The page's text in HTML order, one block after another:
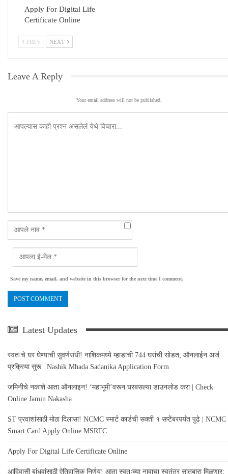
Apply For Digital Life
Certificate Online
PREV NEXT
Leave A Reply
Your email address will not be published.
Save my name, email, and website in this browser for the next time I comment.
Latest Updates
स्वतःचे घर घेण्याची सुवर्णसंधी! नाशिकमध्ये म्हाडाची 744 घरांची सोडत; ऑनलाईन अर्ज
प्रक्रिया सुरू | Nashik Mhada Sadanika Application Form
जमिनीचे नकाशे आता ऑनलाइन! ‘महाभूमी’वरून घरबसल्या डाउनलोड करा | Check
Online Jamin Nakasha
ST प्रवाशांसाठी मोठा दिलासा! NCMC स्मार्ट कार्डची सक्ती १ सप्टेंबरपर्यंत पुढे | NCMC
Smart Card Apply Online MSRTC
Apply For Digital Life Certificate Online
आदिवासी बांधवांसाठी ऐतिहासिक निर्णय! आता स्वतःच्या नावाचा स्वतंत्र सातबारा मिळणार;